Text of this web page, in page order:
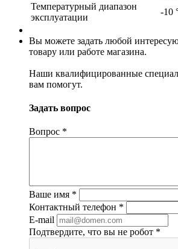
Температурный диапазон
эксплуатации
-10
Вы можете задать любой
товару или работе магазина.
Наши квалифицированные
вам помогут.
Задать вопрос
Вопрос *
Ваше имя *
Контактный телефон *
E-mail
Подтвердите, что вы не робот *